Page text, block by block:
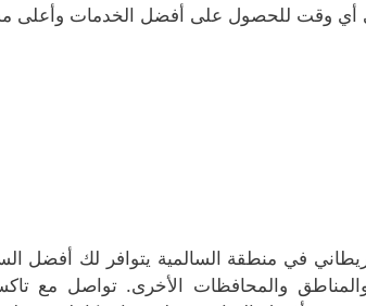
أي وقت للحصول على أفضل الخدمات وأعلى
في منطقة السالمية يتوافر لك أفضل
والمحافظات الأخرى. تواصل مع